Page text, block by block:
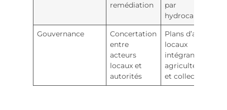
remédiation
par
hydrocarbures
Gouvernance
Concertation
entre
acteurs
locaux et
autorités
Plans d’action
locaux
intégrant
agriculteurs
et collectivités